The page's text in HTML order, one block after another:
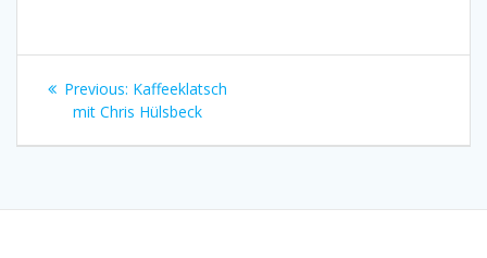
Beitragsnavigation
Previous: Previous
post:
Kaffeeklatsch
mit Chris Hülsbeck